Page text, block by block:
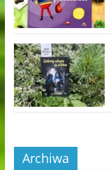
Archiwa